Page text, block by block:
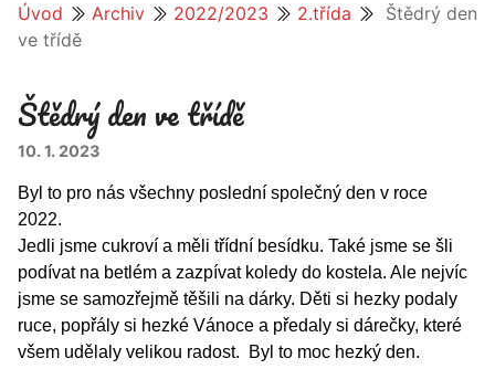
Úvod Archiv 2022/2023 2.třída
Štědrý den
ve třídě
Štědrý den ve třídě
10. 1. 2023
Byl to pro nás všechny poslední společný den v roce
2022.
Jedli jsme cukroví a měli třídní besídku. Také jsme se šli
podívat na betlém a zazpívat koledy do kostela. Ale nejvíc
jsme se samozřejmě těšili na dárky. Děti si hezky podaly
ruce, popřály si hezké Vánoce a předaly si dárečky, které
všem udělaly velikou radost.
Byl to moc hezký den.